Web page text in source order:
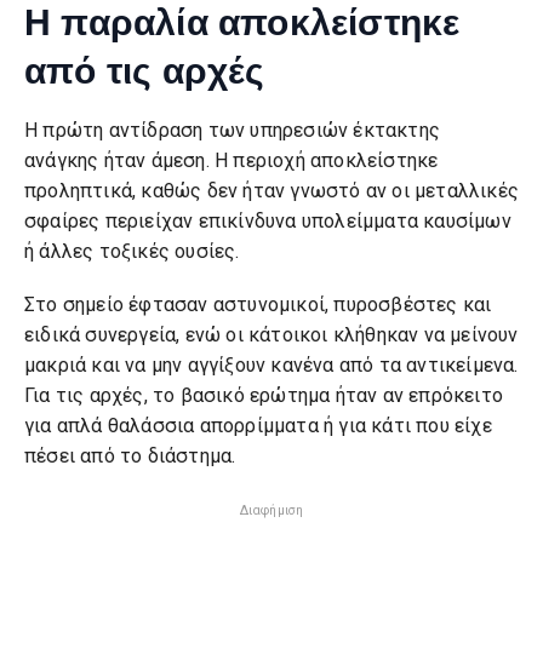
Η παραλία αποκλείστηκε
από τις αρχές
Η πρώτη αντίδραση των υπηρεσιών έκτακτης
ανάγκης ήταν άμεση. Η περιοχή αποκλείστηκε
προληπτικά, καθώς δεν ήταν γνωστό αν οι μεταλλικές
σφαίρες περιείχαν επικίνδυνα υπολείμματα καυσίμων
ή άλλες τοξικές ουσίες.
Στο σημείο έφτασαν αστυνομικοί, πυροσβέστες και
ειδικά συνεργεία, ενώ οι κάτοικοι κλήθηκαν να μείνουν
μακριά και να μην αγγίξουν κανένα από τα αντικείμενα.
Για τις αρχές, το βασικό ερώτημα ήταν αν επρόκειτο
για απλά θαλάσσια απορρίμματα ή για κάτι που είχε
πέσει από το διάστημα.
Διαφήμιση